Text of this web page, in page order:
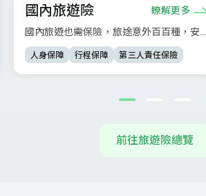
國內旅遊險
瞭解更多
國內旅遊也需保險，旅途意外百百種，安心
出遊免煩惱。
人身保障 行程保障 第三人責任保險
前往旅遊險總覽